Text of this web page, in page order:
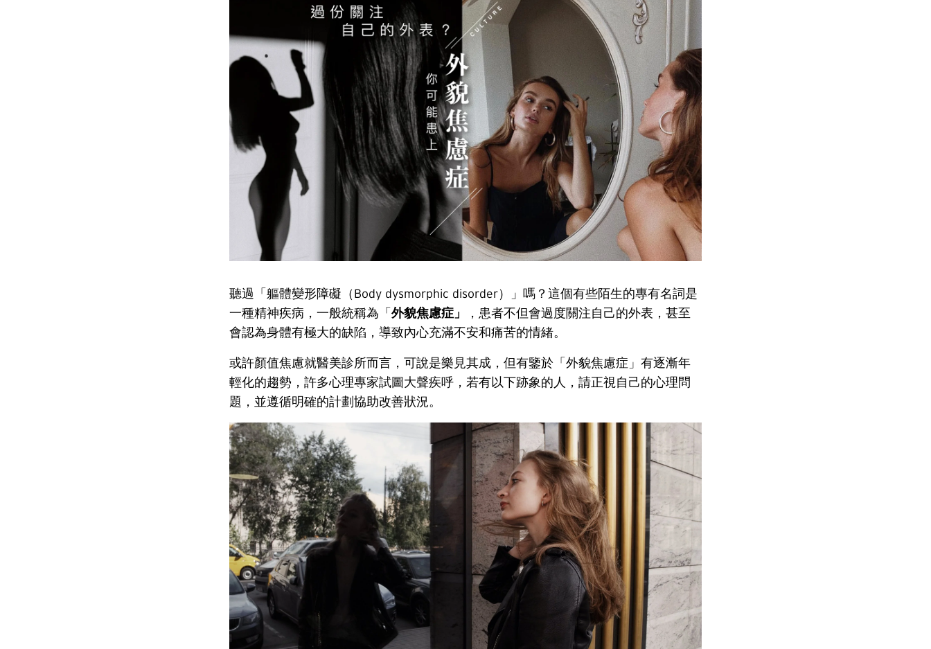
聽過「軀體變形障礙（Body dysmorphic disorder）」嗎？這個有些陌生的專有名詞是
一種精神疾病，一般統稱為「 外貌焦慮症」
，患者不但會過度關注自己的外表，甚至
會認為身體有極大的缺陷，導致內心充滿不安和痛苦的情緒。
或許顏值焦慮就醫美診所而言，可說是樂見其成，但有鑒於「外貌焦慮症」有逐漸年
輕化的趨勢，許多心理專家試圖大聲疾呼，若有以下跡象的人，請正視自己的心理問
題，並遵循明確的計劃協助改善狀況。